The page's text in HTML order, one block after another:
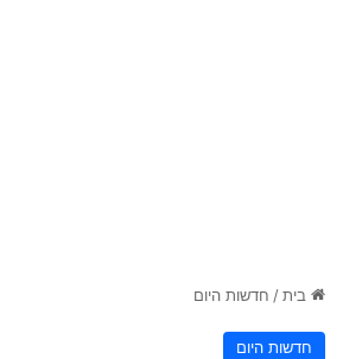
בית/ חדשות היום
חדשות היום